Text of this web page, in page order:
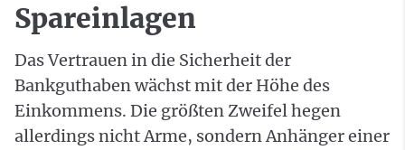
Spareinlagen
Das Vertrauen in die Sicherheit der
Bankguthaben wächst mit der Höhe des
Einkommens. Die größten Zweifel hegen
allerdings nicht Arme, sondern Anhänger einer